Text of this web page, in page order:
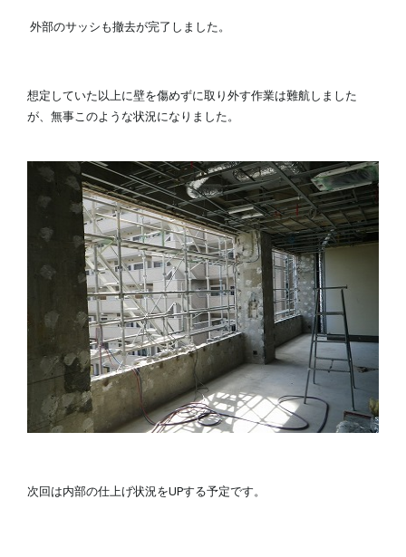
外部のサッシも撤去が完了しました。
想定していた以上に壁を傷めずに取り外す作業は難航しました
が、無事このような状況になりました。
次回は内部の仕上げ状況をUPする予定です。